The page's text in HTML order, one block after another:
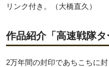
リンク付き。（大橋直久）
作品紹介「高速戦隊タ
2万年間の封印であちこちに